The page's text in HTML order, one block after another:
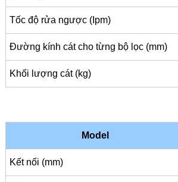
Tốc độ rửa ngược (Ipm)
Đường kính cát cho từng bộ lọc (mm)
Khối lượng cát (kg)
Model
Kết nối (mm)